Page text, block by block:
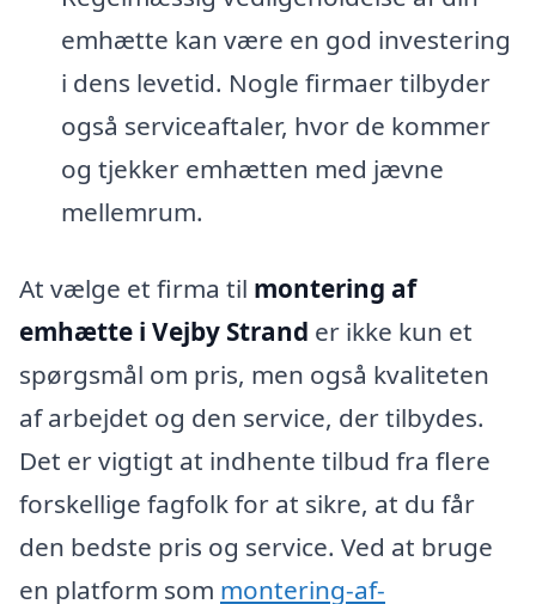
emhætte kan være en god investering
i dens levetid. Nogle firmaer tilbyder
også serviceaftaler, hvor de kommer
og tjekker emhætten med jævne
mellemrum.
At vælge et firma til montering af
emhætte i Vejby Strand er ikke kun et
spørgsmål om pris, men også kvaliteten
af arbejdet og den service, der tilbydes.
Det er vigtigt at indhente tilbud fra flere
forskellige fagfolk for at sikre, at du får
den bedste pris og service. Ved at bruge
en platform som montering-af-